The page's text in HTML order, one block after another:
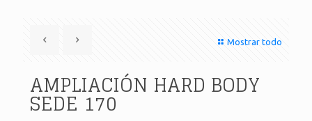
Mostrar todo
AMPLIACIÓN HARD BODY
SEDE 170